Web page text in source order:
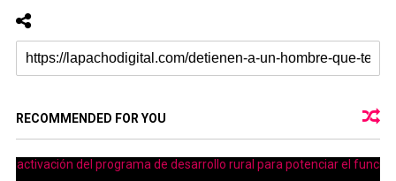
RECOMMENDED FOR YOU